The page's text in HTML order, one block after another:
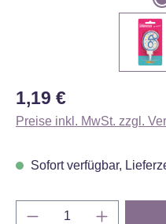
Regulärer Preis:
1,19 €
Preise inkl. MwSt. zzgl.
Sofort verfügbar,
Produkt Anzahl: